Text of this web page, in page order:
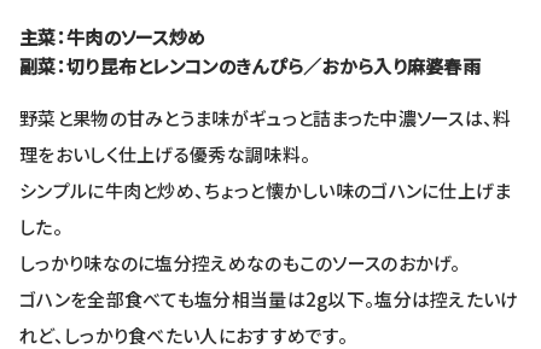
主菜：牛肉のソース炒め
副菜：切り昆布とレンコンのきんぴら／おから入り麻婆春雨
野菜と果物の甘みとうま味がギュっと詰まった中濃ソースは、料
理をおいしく仕上げる優秀な調味料。
シンプルに牛肉と炒め、ちょっと懐かしい味のゴハンに仕上げま
した。
しっかり味なのに塩分控えめなのもこのソースのおかげ。
ゴハンを全部食べても塩分相当量は2g以下。塩分は控えたいけ
れど、しっかり食べたい人におすすめです。